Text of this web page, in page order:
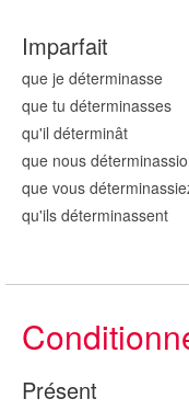
Imparfait
que je déterminasse
que tu déterminasses
qu'il déterminât
que nous détermin
que vous détermin
qu'ils déterminassent
Présent